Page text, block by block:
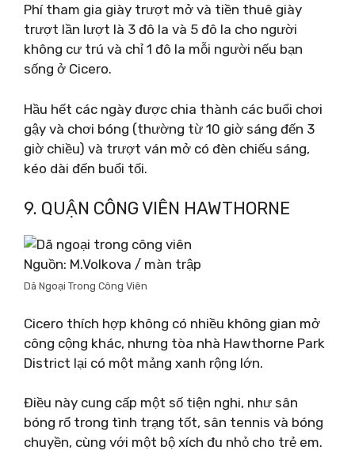
Phí tham gia giày trượt mở và tiền thuê giày
trượt lần lượt là 3 đô la và 5 đô la cho người
không cư trú và chỉ 1 đô la mỗi người nếu bạn
sống ở Cicero.
Hầu hết các ngày được chia thành các buổi chơi
gậy và chơi bóng (thường từ 10 giờ sáng đến 3
giờ chiều) và trượt ván mở có đèn chiếu sáng,
kéo dài đến buổi tối.
9. QUẬN CÔNG VIÊN HAWTHORNE
Nguồn: M.Volkova / màn trập
Dã Ngoại Trong Công Viên
Cicero thích hợp không có nhiều không gian mở
công cộng khác, nhưng tòa nhà Hawthorne Park
District lại có một mảng xanh rộng lớn.
Điều này cung cấp một số tiện nghi, như sân
bóng rổ trong tình trạng tốt, sân tennis và bóng
chuyền, cùng với một bộ xích đu nhỏ cho trẻ em.